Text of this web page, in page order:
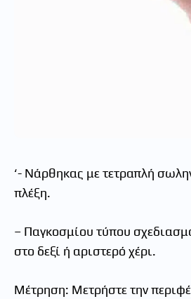
‘- Νάρθηκας με τετραπλή
πλέξη.
– Παγκοσμίου τύπου
στο δεξί ή αριστερό χέρι.
Μέτρηση: Μετρήστε την